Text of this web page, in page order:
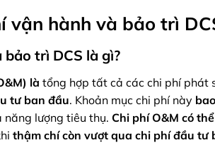
vận hành và bảo trì
bảo trì DCS là gì?
là tổng hợp tất cả các chi phí phát
tư ban đầu. Khoản mục chi phí này
năng lượng tiêu thụ. Chi phí O&M có
thậm chí còn vượt qua chi phí đầu tư